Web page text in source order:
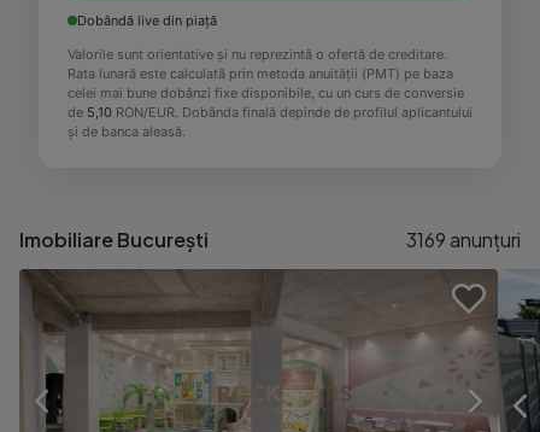
Dobândă live din piață
Valorile sunt orientative și nu reprezintă o ofertă de creditare.
Rata lunară este calculată prin metoda anuității (PMT) pe baza
celei mai bune dobânzi fixe disponibile, cu un curs de conversie
de 5,10 RON/EUR. Dobânda finală depinde de profilul aplicantului
și de banca aleasă.
Imobiliare București 3169 anunțuri